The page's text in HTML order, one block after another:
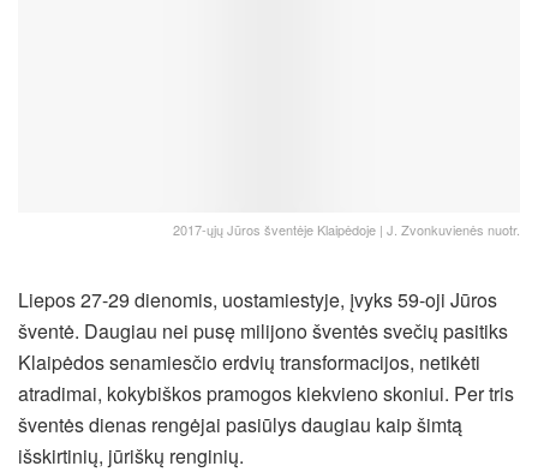
2017-ųjų Jūros šventėje Klaipėdoje | J. Zvonkuvienės nuotr.
Liepos 27-29 dienomis, uostamiestyje, įvyks 59-oji Jūros
šventė. Daugiau nei pusę milijono šventės svečių pasitiks
Klaipėdos senamiesčio erdvių transformacijos, netikėti
atradimai, kokybiškos pramogos kiekvieno skoniui. Per tris
šventės dienas rengėjai pasiūlys daugiau kaip šimtą
išskirtinių, jūriškų renginių.